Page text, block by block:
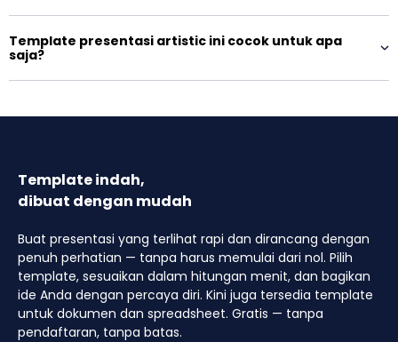
Template presentasi artistic ini cocok untuk apa
saja?
Template indah,
dibuat dengan mudah
Buat presentasi yang terlihat rapi dan dirancang dengan
penuh perhatian — tanpa harus memulai dari nol. Pilih
template, sesuaikan dalam hitungan menit, dan bagikan
ide Anda dengan percaya diri. Kini juga tersedia template
untuk dokumen dan spreadsheet. Gratis — tanpa
pendaftaran, tanpa batas.